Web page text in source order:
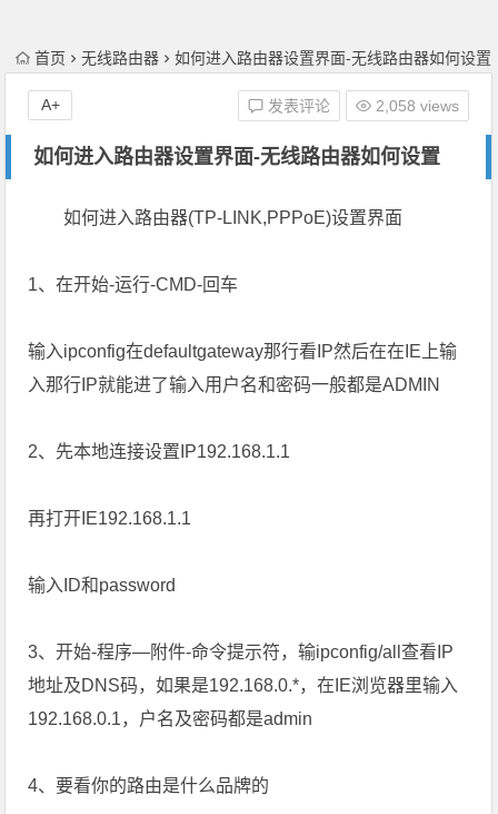
首页 无线路由器 如何进入路由器设置界面-无线路由器如何设置
如何进入路由器设置界面-无线路由器如何设置
发表评论 2,058 views
A+
如何进入路由器(TP-LINK,PPPoE)设置界面
1、在开始-运行-CMD-回车
输入ipconfig在defaultgateway那行看IP然后在在IE上输
入那行IP就能进了输入用户名和密码一般都是ADMIN
2、先本地连接设置IP192.168.1.1
再打开IE192.168.1.1
输入ID和password
3、开始-程序—附件-命令提示符，输ipconfig/all查看IP
地址及DNS码，如果是192.168.0.*，在IE浏览器里输入
192.168.0.1，户名及密码都是admin
4、要看你的路由是什么品牌的